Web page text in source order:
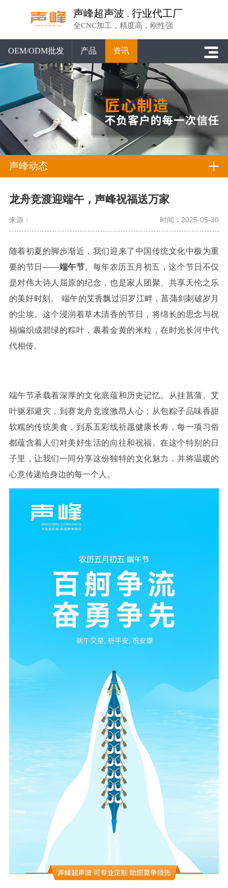
声峰超声波 . 行业代工厂
全CNC加工，精度高，刚性强
OEM/ODM批发 产品 资讯
声峰动态
龙舟竞渡迎端午，声峰祝福送万家
来源： 时间：2025-05-30
随着初夏的脚步渐近，我们迎来了中国传统文化中极为重
要的节日——端午节。每年农历五月初五，这个节日不仅
是对伟大诗人屈原的纪念，也是家人团聚、共享天伦之乐
的美好时刻。
端午的艾香飘过汩罗江畔，菖蒲剑刺破岁月
的尘埃。这个浸润着草木清香的节日，将绵长的思念与祝
福编织成碧绿的粽叶，裹着金黄的米粒，在时光长河中代
代相传。
端午节承载着深厚的文化底蕴和历史记忆。从挂菖蒲、艾
叶驱邪避灾，到赛龙舟竞渡激昂人心；从包粽子品味香甜
软糯的传统美食，到系五彩线祈愿健康长寿，每一项习俗
都蕴含着人们对美好生活的向往和祝福。在这个特别的日
子里，让我们一同分享这份独特的文化魅力，并将温暖的
心意传递给身边的每一个人。